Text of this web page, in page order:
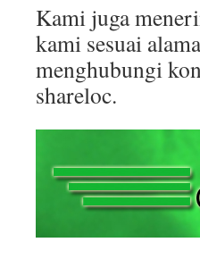
Kami juga
kami sesuai
menghubungi
shareloc.